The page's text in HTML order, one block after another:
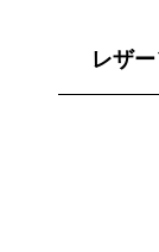
レザ